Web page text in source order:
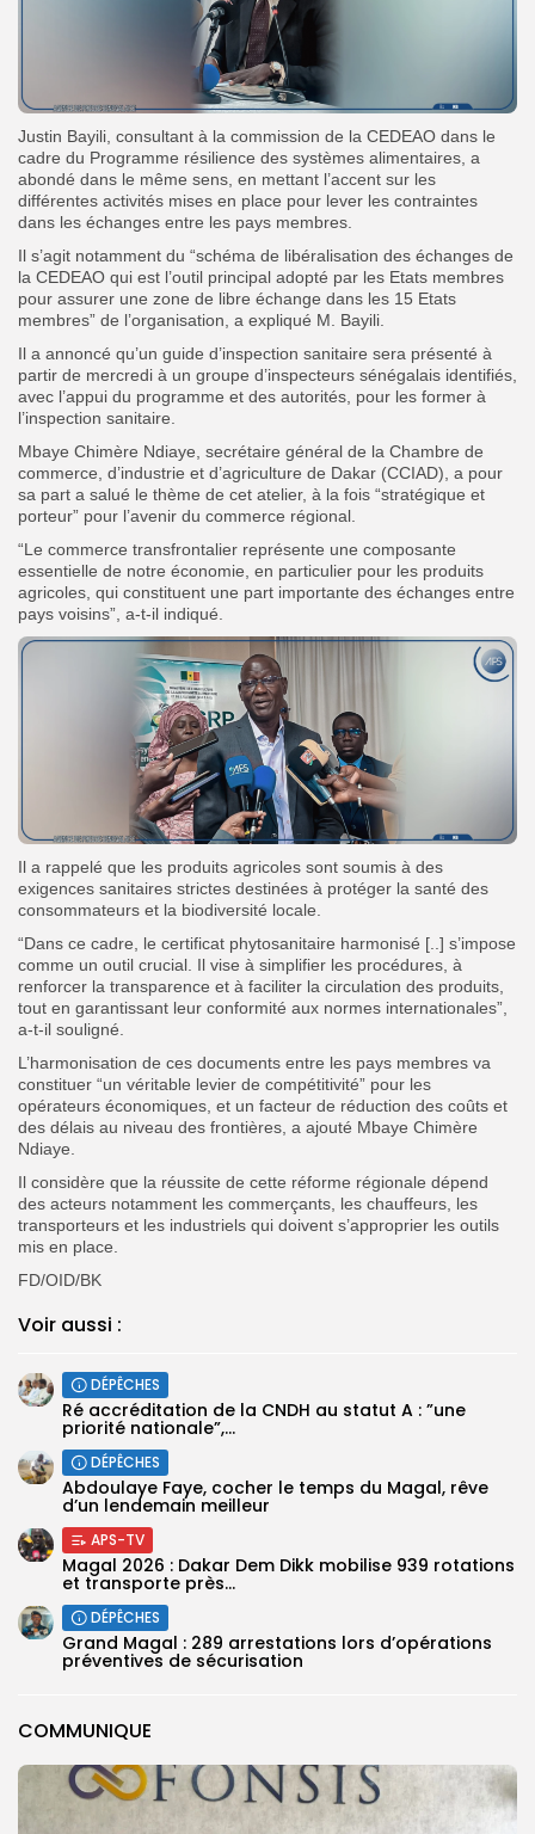
COMMUNIQUE
Justin Bayili, consultant à la commission de la CEDEAO dans le
cadre du Programme résilience des systèmes alimentaires, a
abondé dans le même sens, en mettant l’accent sur les
différentes activités mises en place pour lever les contraintes
dans les échanges entre les pays membres.
Il s’agit notamment du “schéma de libéralisation des échanges de
la CEDEAO qui est l’outil principal adopté par les Etats membres
pour assurer une zone de libre échange dans les 15 Etats
membres” de l’organisation, a expliqué M. Bayili.
Il a annoncé qu’un guide d’inspection sanitaire sera présenté à
partir de mercredi à un groupe d’inspecteurs sénégalais identifiés,
avec l’appui du programme et des autorités, pour les former à
l’inspection sanitaire.
Mbaye Chimère Ndiaye, secrétaire général de la Chambre de
commerce, d’industrie et d’agriculture de Dakar (CCIAD), a pour
sa part a salué le thème de cet atelier, à la fois “stratégique et
porteur” pour l’avenir du commerce régional.
“Le commerce transfrontalier représente une composante
essentielle de notre économie, en particulier pour les produits
agricoles, qui constituent une part importante des échanges entre
pays voisins”, a-t-il indiqué.
Il a rappelé que les produits agricoles sont soumis à des
exigences sanitaires strictes destinées à protéger la santé des
consommateurs et la biodiversité locale.
“Dans ce cadre, le certificat phytosanitaire harmonisé [..] s’impose
comme un outil crucial. Il vise à simplifier les procédures, à
renforcer la transparence et à faciliter la circulation des produits,
tout en garantissant leur conformité aux normes internationales”,
a-t-il souligné.
L’harmonisation de ces documents entre les pays membres va
constituer “un véritable levier de compétitivité” pour les
opérateurs économiques, et un facteur de réduction des coûts et
des délais au niveau des frontières, a ajouté Mbaye Chimère
Ndiaye.
Il considère que la réussite de cette réforme régionale dépend
des acteurs notamment les commerçants, les chauffeurs, les
transporteurs et les industriels qui doivent s’approprier les outils
mis en place.
FD/OID/BK
Voir aussi :
DÉPÊCHES
Ré accréditation de la CNDH au statut A : ”une
priorité nationale”,...
DÉPÊCHES
Abdoulaye Faye, cocher le temps du Magal, rêve
d’un lendemain meilleur
APS-TV
Magal 2026 : Dakar Dem Dikk mobilise 939 rotations
et transporte près...
DÉPÊCHES
Grand Magal : 289 arrestations lors d’opérations
préventives de sécurisation